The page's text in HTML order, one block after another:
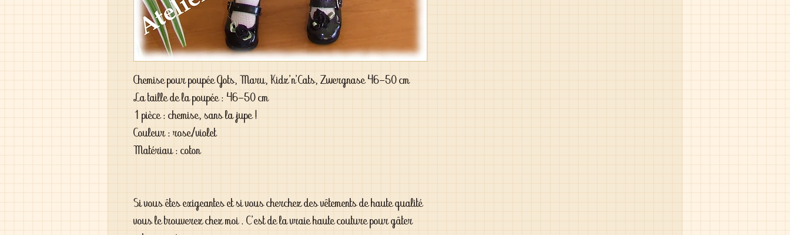
Chemise pour poupée Gots, Maru, Kidz'n'Cats, Zwergnase 46-50 cm
La taille de la poupée : 46-50 cm
1 pièce : chemise, sans la jupe !
Couleur : rose/violet
Matériau : coton
Si vous êtes exigeantes et si vous cherchez des vêtements de haute qualité
vous le trouverez chez moi . C'est de la vraie haute couture pour gâter